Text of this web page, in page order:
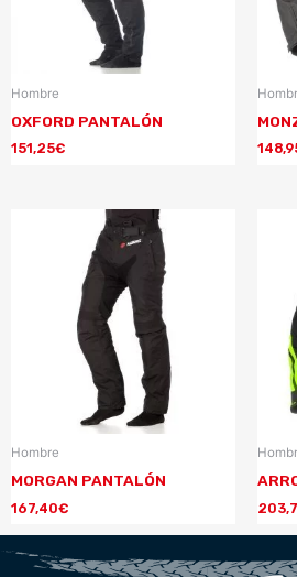
Hombre
OXFORD PANTALÓN
151,25€
Hombre
MORGAN PANTALÓN
167,40€